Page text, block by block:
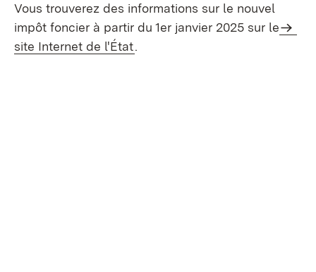
Vous trouverez des informations sur le nouvel
impôt foncier à partir du 1er janvier 2025 sur le
site Internet de l'État.